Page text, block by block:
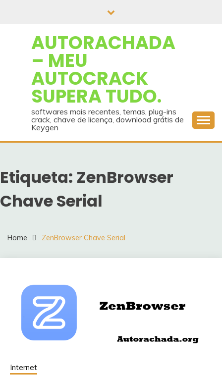
AUTORACHADA
– MEU
AUTOCRACK
SUPERA TUDO.
softwares mais recentes, temas, plug-ins
crack, chave de licença, download grátis de
Keygen
Etiqueta: ZenBrowser
Chave Serial
Home ZenBrowser Chave Serial
Internet